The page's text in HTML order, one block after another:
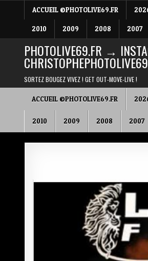
ACCUEIL ©PHOTOLIVE69.FR
2010 2009 2008 2007
PHOTOLIVE69.FR →
CHRISTOPHEPHOTOLIVE69
SORTEZ BOUGEZ VIVEZ ! GET OUT-MOVE-LIVE !
ACCUEIL ©PHOTOLIVE69.FR
2010 2009 2008 2007